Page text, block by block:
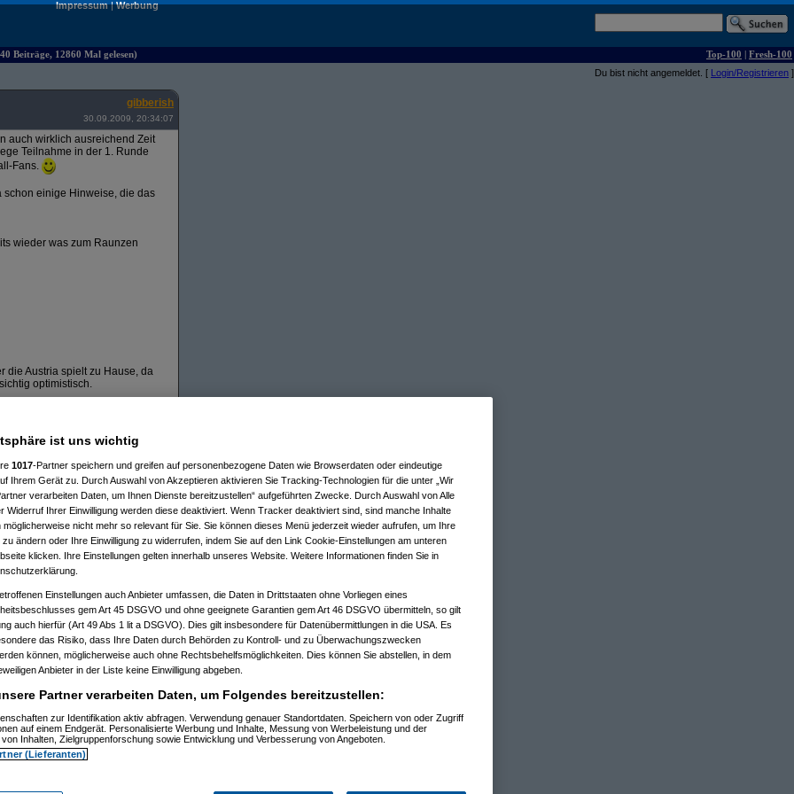
Impressum|Werbung
Beiträge, 12860 Mal gelesen) Top-100 | Fresh-100
Du bist nicht angemeldet. [ Login/Registrieren ]
gibberish
30.09.2009, 20:34:07
auch wirklich ausreichend Zeit
Teilnahme in der 1. Runde
Fans.
schon einige Hinweise, die das
wieder was zum Raunzen
die Austria spielt zu Hause, da
optimistisch.
20:37:39)
20:41:20)
am 30.09.2009, 20:42:04)
20:45:37)
am 30.09.2009, 20:46:24)
22:45:21)
22:47:25)
11:44:17)
11:46:07)
11:55:41)
11:56:58)
11:57:54)
11:58:30)
01.10.2009, 11:59:15)
12:01:05)
ist uns wichtig
1017-Partner speichern und greifen auf personenbezogene Daten wie Browserdaten oder eindeutige
Ihrem Gerät zu. Durch Auswahl von Akzeptieren aktivieren Sie Tracking-Technologien für die unter „Wir
verarbeiten Daten, um Ihnen Dienste bereitzustellen“ aufgeführten Zwecke. Durch Auswahl von Alle
Widerruf Ihrer Einwilligung werden diese deaktiviert. Wenn Tracker deaktiviert sind, sind manche Inhalte
möglicherweise nicht mehr so relevant für Sie. Sie können dieses Menü jederzeit wieder aufrufen, um Ihre
zu ändern oder Ihre Einwilligung zu widerrufen, indem Sie auf den Link Cookie-Einstellungen am unteren
klicken. Ihre Einstellungen gelten innerhalb unseres Website. Weitere Informationen finden Sie in
Einstellungen auch Anbieter umfassen, die Daten in Drittstaaten ohne Vorliegen eines
gem Art 45 DSGVO und ohne geeignete Garantien gem Art 46 DSGVO übermitteln, so gilt
auch hierfür (Art 49 Abs 1 lit a DSGVO). Dies gilt insbesondere für Datenübermittlungen in die USA. Es
das Risiko, dass Ihre Daten durch Behörden zu Kontroll- und zu Überwachungszwecken
können, möglicherweise auch ohne Rechtsbehelfsmöglichkeiten. Dies können Sie abstellen, in dem
Anbieter in der Liste keine Einwilligung abgeben.
Partner verarbeiten Daten, um Folgendes bereitzustellen:
zur Identifikation aktiv abfragen. Verwendung genauer Standortdaten. Speichern von oder Zugriff
auf einem Endgerät. Personalisierte Werbung und Inhalte, Messung von Werbeleistung und der
Inhalten, Zielgruppenforschung sowie Entwicklung und Verbesserung von Angeboten.
(Lieferanten)